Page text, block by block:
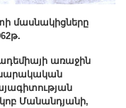
մասնակիցները
առաջին
Մանանդյանի,